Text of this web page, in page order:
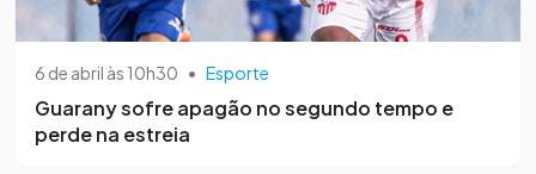
6 de abril às 10h30 • Esporte
Guarany sofre apagão no segundo tempo e
perde na estreia